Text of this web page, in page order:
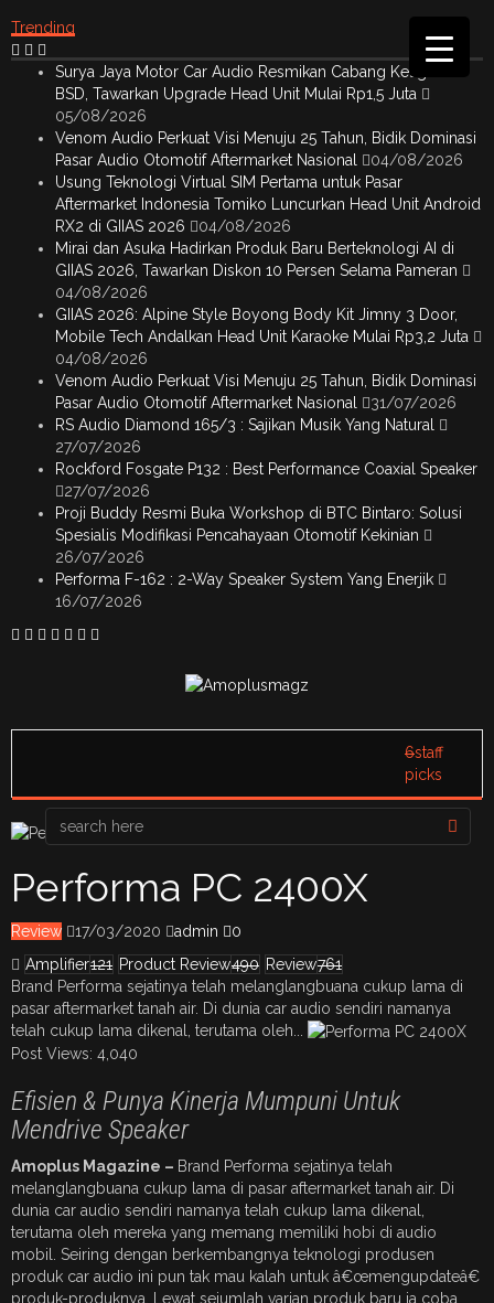
Trending
Surya Jaya Motor Car Audio Resmikan Cabang Ketiga di
BSD, Tawarkan Upgrade Head Unit Mulai Rp1,5 Juta
05/08/2026
Venom Audio Perkuat Visi Menuju 25 Tahun, Bidik Dominasi
Pasar Audio Otomotif Aftermarket Nasional
04/08/2026
Usung Teknologi Virtual SIM Pertama untuk Pasar
Aftermarket Indonesia Tomiko Luncurkan Head Unit Android
RX2 di GIIAS 2026
04/08/2026
Mirai dan Asuka Hadirkan Produk Baru Berteknologi AI di
GIIAS 2026, Tawarkan Diskon 10 Persen Selama Pameran
04/08/2026
GIIAS 2026: Alpine Style Boyong Body Kit Jimny 3 Door,
Mobile Tech Andalkan Head Unit Karaoke Mulai Rp3,2 Juta
04/08/2026
Venom Audio Perkuat Visi Menuju 25 Tahun, Bidik Dominasi
Pasar Audio Otomotif Aftermarket Nasional
31/07/2026
RS Audio Diamond 165/3 : Sajikan Musik Yang Natural
27/07/2026
Rockford Fosgate P132 : Best Performance Coaxial Speaker
27/07/2026
Proji Buddy Resmi Buka Workshop di BTC Bintaro: Solusi
Spesialis Modifikasi Pencahayaan Otomotif Kekinian
26/07/2026
Performa F-162 : 2-Way Speaker System Yang Enerjik
16/07/2026
6staff
picks
Performa PC 2400X
Review 17/03/2020 admin
0
Amplifier121 Product Review490 Review761
Brand Performa sejatinya telah melanglangbuana cukup lama di
pasar aftermarket tanah air. Di dunia car audio sendiri namanya
telah cukup lama dikenal, terutama oleh...
Post Views: 4,040
Efisien & Punya Kinerja Mumpuni Untuk
Mendrive Speaker
Amoplus Magazine – Brand Performa sejatinya telah
melanglangbuana cukup lama di pasar aftermarket tanah air. Di
dunia car audio sendiri namanya telah cukup lama dikenal,
terutama oleh mereka yang memang memiliki hobi di audio
mobil. Seiring dengan berkembangnya teknologi produsen
produk car audio ini pun tak mau kalah untuk â€œmengupdateâ€
produk-produknya. Lewat sejumlah varian produk baru ia coba